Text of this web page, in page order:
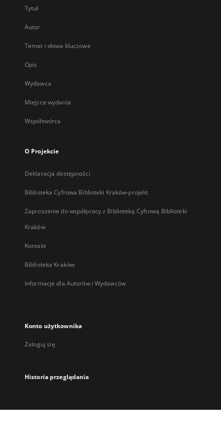
Tytuł
Autor
Temat i słowa kluczowe
Opis
Wydawca
Miejsce wydania
Współtwórca
O Projekcie
Deklaracja dostępności
Biblioteka Cyfrowa Biblioteki Kraków-projekt
Zaproszenie do współpracy z Biblioteką Cyfrową Biblioteki
Kraków
Kontakt
Biblioteka Kraków
Informacje dla Autorów i Wydawców
Konto użytkownika
Zaloguj się
Historia przeglądania